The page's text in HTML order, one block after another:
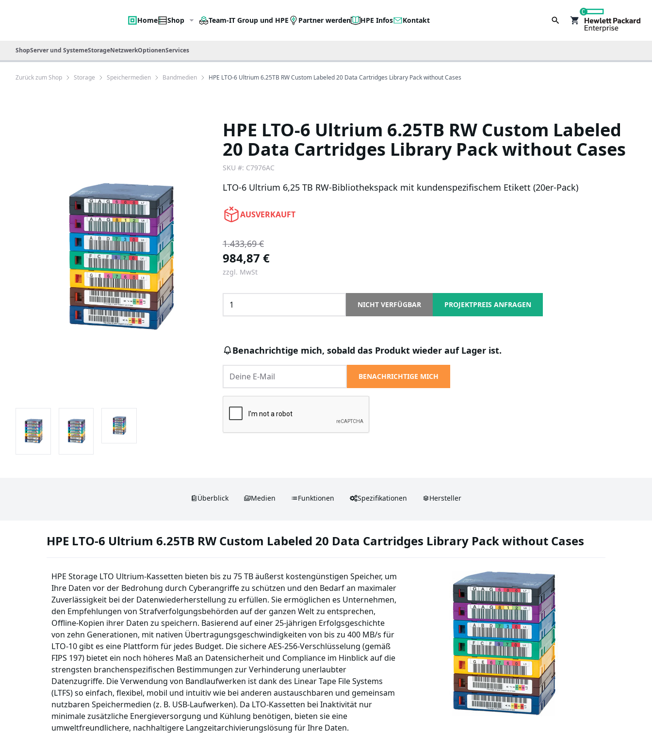
Home Shop Team-IT Group und HPE Partner werden HPE Infos Kontakt
0
ShopServer und SystemeStorageNetzwerkOptionenServices
Zurück zum Shop Storage Speichermedien Bandmedien HPE LTO-6 Ultrium 6.25TB RW Custom Labeled 20 Data Cartridges Library Pack without Cases
HPE LTO-6 Ultrium 6.25TB RW Custom Labeled
20 Data Cartridges Library Pack without Cases
SKU #: C7976AC
LTO-6 Ultrium 6,25 TB RW-Bibliothekspack mit kundenspezifischem Etikett (20er-Pack)
AUSVERKAUFT
1.433,69 €
984,87 €
zzgl. MwSt
NICHT VERFÜGBAR PROJEKTPREIS ANFRAGEN
Benachrichtige mich, sobald das Produkt wieder auf Lager ist.
BENACHRICHTIGE MICH
Überblick Medien Funktionen Spezifikationen Hersteller
HPE LTO-6 Ultrium 6.25TB RW Custom Labeled 20 Data Cartridges Library Pack without Cases
HPE Storage LTO Ultrium-Kassetten bieten bis zu 75 TB äußerst kostengünstigen Speicher, um
Ihre Daten vor der Bedrohung durch Cyberangriffe zu schützen und den Bedarf an maximaler
Zuverlässigkeit bei der Datenwiederherstellung zu erfüllen. Sie ermöglichen es Unternehmen,
den Empfehlungen von Strafverfolgungsbehörden auf der ganzen Welt zu entsprechen,
Offline-Kopien ihrer Daten zu speichern. Basierend auf einer 25-jährigen Erfolgsgeschichte
von zehn Generationen, mit nativen Übertragungsgeschwindigkeiten von bis zu 400 MB/s für
LTO-10 gibt es eine Plattform für jedes Budget. Die sichere AES-256-Verschlüsselung (gemäß
FIPS 197) bietet ein noch höheres Maß an Datensicherheit und Compliance im Hinblick auf die
strengsten branchenspezifischen Bestimmungen zur Verhinderung unerlaubter
Datenzugriffe. Die Verwendung von Bandlaufwerken ist dank des Linear Tape File Systems
(LTFS) so einfach, flexibel, mobil und intuitiv wie bei anderen austauschbaren und gemeinsam
nutzbaren Speichermedien (z. B. USB-Laufwerken). Da LTO-Kassetten bei Inaktivität nur
minimale zusätzliche Energieversorgung und Kühlung benötigen, bieten sie eine
umweltfreundlichere, nachhaltigere Langzeitarchivierungslösung für Ihre Daten.